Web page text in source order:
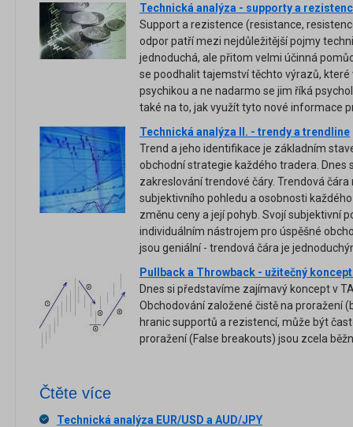
Technická analýza - supporty a
Support a rezistence (resistance,
odpor patří mezi nejdůležitější pojmy
jednoduchá, ale přitom velmi účinná
se poodhalit tajemství těchto výrazů, které
psychikou a ne nadarmo se jim říká
také na to, jak využít tyto nové informace
Technická analýza II. - trendy a trendline
Trend a jeho identifikace je základním
obchodní strategie každého tradera. Dnes
zakreslování trendové čáry. Trendová
subjektivního pohledu a osobnosti
změnu ceny a její pohyb. Svojí subjektivní
individuálním nástrojem pro úspěšné
jsou geniální - trendová čára je
Pullback a Throwback - užitečný
Dnes si představíme zajímavý koncept v
Obchodování založené čistě na proražení
hranic supportů a rezistencí, může být
proražení (False breakouts) jsou zcela
Čtěte více
Technická analýza EUR/USD a AUD/JPY